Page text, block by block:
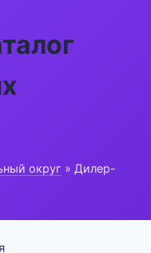
округ » Дилер-